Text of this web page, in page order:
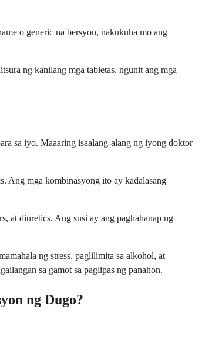
o generic na bersyon, nakukuha mo ang
ng kanilang mga tabletas, ngunit ang mga
sa iyo. Maaaring isaalang-alang ng iyong doktor
Ang mga kombinasyong ito ay kadalasang
at diuretics. Ang susi ay ang paghahanap ng
ng stress, paglilimita sa alkohol, at
sa gamot sa paglipas ng panahon.
ng Dugo?